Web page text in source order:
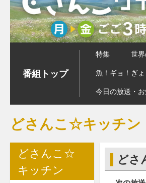
番組トップ
特集 世
魚！ギョ！ぎ
今日の放送・
どさんこ☆キッチン
どさ
どさんこ☆
キッチン